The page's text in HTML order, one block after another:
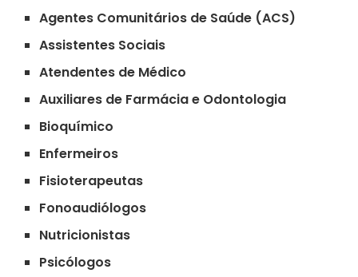
Agentes Comunitários de Saúde (ACS)
Assistentes Sociais
Atendentes de Médico
Auxiliares de Farmácia e Odontologia
Bioquímico
Enfermeiros
Fisioterapeutas
Fonoaudiólogos
Nutricionistas
Psicólogos